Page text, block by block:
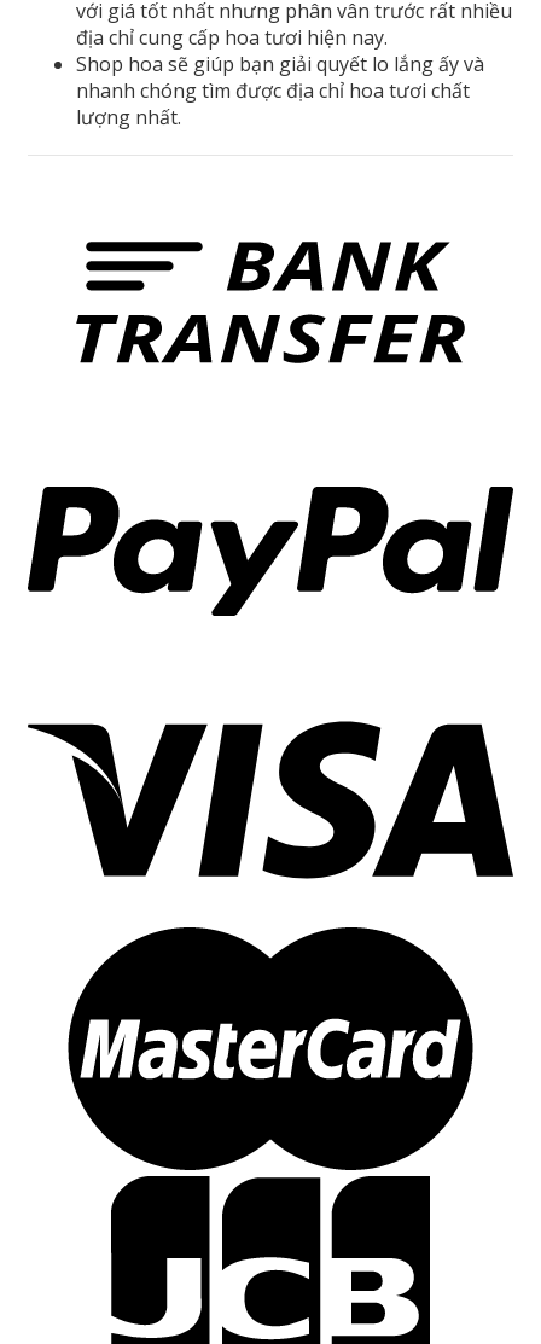
với giá tốt nhất nhưng phân vân trước rất nhiều
địa chỉ cung cấp hoa tươi hiện nay.
Shop hoa sẽ giúp bạn giải quyết lo lắng ấy và
nhanh chóng tìm được địa chỉ hoa tươi chất
lượng nhất.